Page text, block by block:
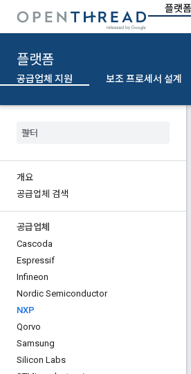
플랫폼
플랫폼
공급업체 지원 보조 프로세서 설계
개요
공급업체 검색
공급업체
Cascoda
Espressif
Infineon
Nordic Semiconductor
NXP
Qorvo
Samsung
Silicon Labs